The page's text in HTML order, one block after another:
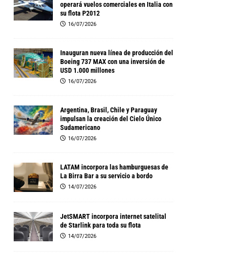
operará vuelos comerciales en Italia con
su flota P2012
16/07/2026
Inauguran nueva línea de producción del
Boeing 737 MAX con una inversión de
USD 1.000 millones
16/07/2026
Argentina, Brasil, Chile y Paraguay
impulsan la creación del Cielo Único
Sudamericano
16/07/2026
LATAM incorpora las hamburguesas de
La Birra Bar a su servicio a bordo
14/07/2026
JetSMART incorpora internet satelital
de Starlink para toda su flota
14/07/2026